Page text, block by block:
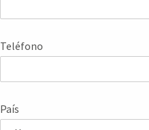
Teléfono
País